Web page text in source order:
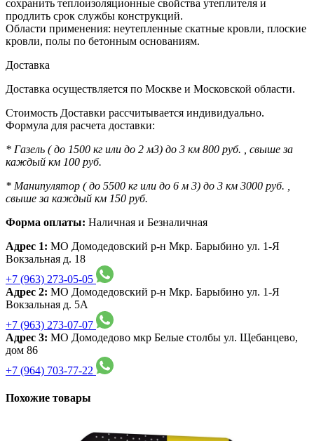
сохранить теплоизоляционные свойства утеплителя и
продлить срок службы конструкций.
Области применения: неутепленные скатные кровли, плоские
кровли, полы по бетонным основаниям.
Доставка
Доставка осуществляется по Москве и Московской области.
Стоимость Доставки рассчитывается индивидуально.
Формула для расчета доставки:
* Газель ( до 1500 кг или до 2 м3) до 3 км 800 руб. , свыше за
каждый км 100 руб.
* Манипулятор ( до 5500 кг или до 6 м 3) до 3 км 3000 руб. ,
свыше за каждый км 150 руб.
Форма оплаты: Наличная и Безналичная
Адрес 1: МО Домодедовский р-н Мкр. Барыбино ул. 1-Я
Вокзальная д. 18
+7 (963) 273-05-05
Адрес 2: МО Домодедовский р-н Мкр. Барыбино ул. 1-Я
Вокзальная д. 5А
+7 (963) 273-07-07
Адрес 3: МО Домодедово мкр Белые столбы ул. Щебанцево,
дом 86
+7 (964) 703-77-22
Похожие товары